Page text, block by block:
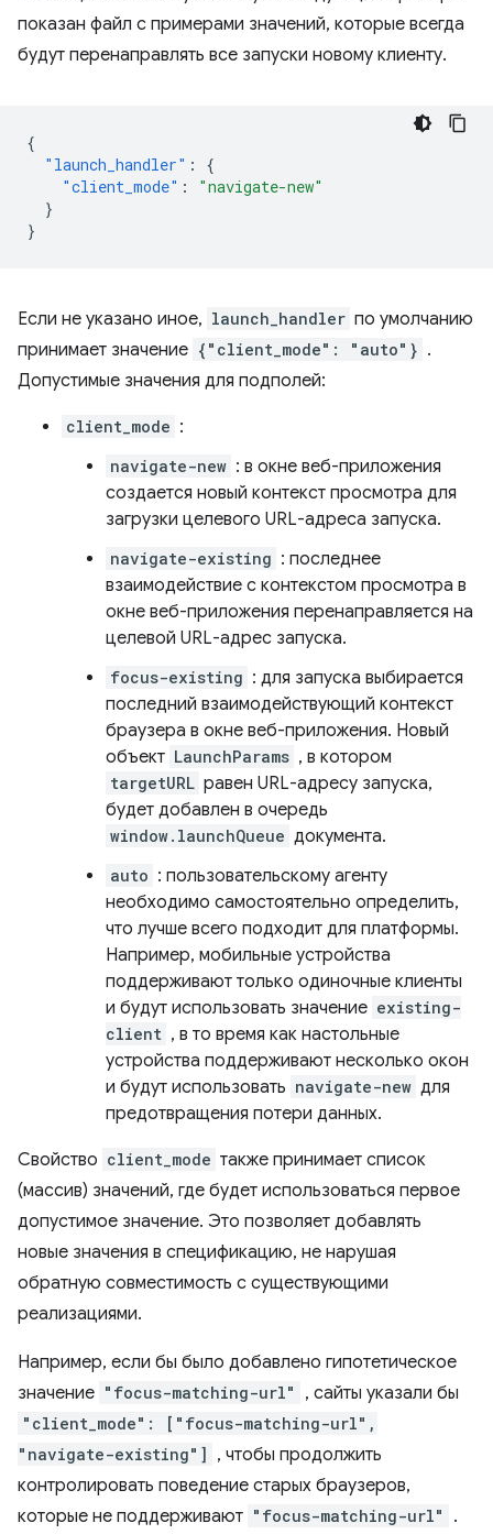
показан файл с примерами значений, которые всегда
будут перенаправлять все запуски новому клиенту.
{
"launch_handler" :
{
"client_mode" :
"navigate-new"
}
}
Если не указано иное, launch_handler по умолчанию
принимает значение {"client_mode": "auto"} .
Допустимые значения для подполей:
client_mode :
navigate-new : в окне веб-приложения
создается новый контекст просмотра для
загрузки целевого URL-адреса запуска.
navigate-existing : последнее
взаимодействие с контекстом просмотра в
окне веб-приложения перенаправляется на
целевой URL-адрес запуска.
focus-existing : для запуска выбирается
последний взаимодействующий контекст
браузера в окне веб-приложения. Новый
объект LaunchParams , в котором
targetURL равен URL-адресу запуска,
будет добавлен в очередь
window.launchQueue документа.
auto : пользовательскому агенту
необходимо самостоятельно определить,
что лучше всего подходит для платформы.
Например, мобильные устройства
поддерживают только одиночные клиенты
и будут использовать значение existing-
client , в то время как настольные
устройства поддерживают несколько окон
и будут использовать navigate-new для
предотвращения потери данных.
Свойство client_mode также принимает список
(массив) значений, где будет использоваться первое
допустимое значение. Это позволяет добавлять
новые значения в спецификацию, не нарушая
обратную совместимость с существующими
реализациями.
Например, если бы было добавлено гипотетическое
значение "focus-matching-url" , сайты указали бы
"client_mode": ["focus-matching-url",
"navigate-existing"] , чтобы продолжить
контролировать поведение старых браузеров,
которые не поддерживают "focus-matching-url" .